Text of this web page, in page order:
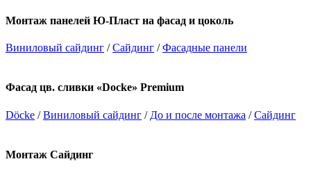
Монтаж панелей Ю-Пласт на фасад и цоколь
Виниловый сайдинг /Сайдинг /Фасадные панели
Фасад цв. сливки «Docke» Premium
Döcke /Виниловый сайдинг / До и после монтажа /Сайдинг
Монтаж Сайдинг